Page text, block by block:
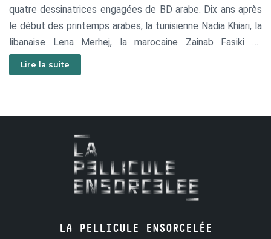
quatre dessinatrices engagées de BD arabe. Dix ans après
le début des printemps arabes, la tunisienne Nadia Khiari, la
libanaise Lena Merhej, la marocaine Zainab Fasiki et
l’égyptienne Deena Mohamed nous ouvrent la porte de leur
atelier et nous racontent leur vécu et leur combat.
Lire la suite
LA PELLICULE ENSORCELÉE